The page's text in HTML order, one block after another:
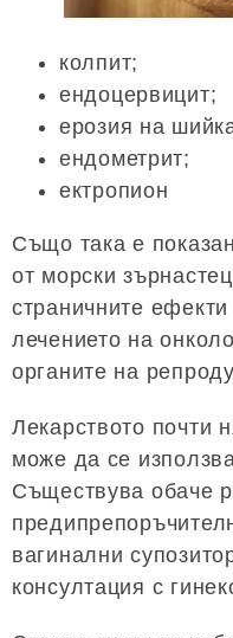
колпит;
ендоцервицит;
ерозия на
ендометрит;
ектропион
Също така е
от морски
страничните
лечението на
органите на
Лекарството почти
може да се
Съществува обаче
вагинални
консултация с